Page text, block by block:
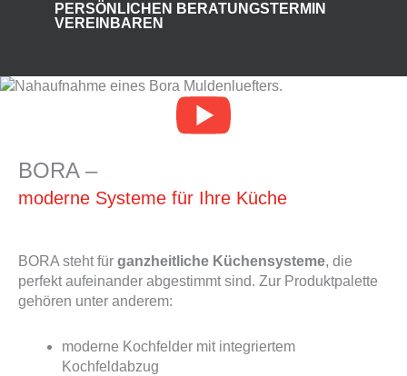
PERSÖNLICHEN BERATUNGSTERMIN
VEREINBAREN
BORA –
moderne Systeme für Ihre Küche
BORA steht für ganzheitliche Küchensysteme, die
perfekt aufeinander abgestimmt sind. Zur Produktpalette
gehören unter anderem:
moderne Kochfelder mit integriertem
Kochfeldabzug